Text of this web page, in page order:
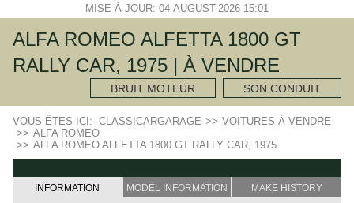
MISE À JOUR: 04-AUGUST-2026 15:01
ALFA ROMEO ALFETTA 1800 GT
RALLY CAR, 1975 | À VENDRE
BRUIT MOTEUR SON CONDUIT
VOUS ÊTES ICI: CLASSICARGARAGE >> VOITURES À VENDRE
>> ALFA ROMEO
>> ALFA ROMEO ALFETTA 1800 GT RALLY CAR, 1975
INFORMATION MODEL INFORMATION MAKE HISTORY